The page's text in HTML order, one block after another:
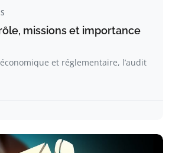
missions et importance
et réglementaire, l’audit